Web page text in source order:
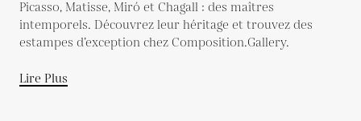
Picasso, Matisse, Miró et Chagall : des maîtres
intemporels. Découvrez leur héritage et trouvez des
estampes d’exception chez Composition.Gallery.
Lire Plus